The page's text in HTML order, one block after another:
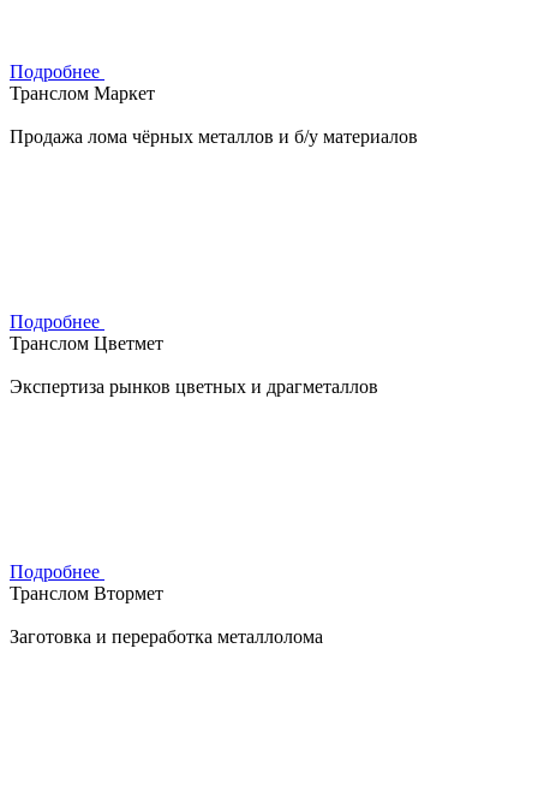
Подробнее
Транслом Маркет
Продажа лома чёрных металлов и б/у материалов
Подробнее
Транслом Цветмет
Экспертиза рынков цветных и драгметаллов
Подробнее
Транслом Втормет
Заготовка и переработка металлолома